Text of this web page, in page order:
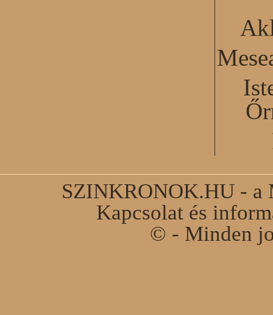
SZINKRONOK.HU - a
Kapcsolat és
© - Minden